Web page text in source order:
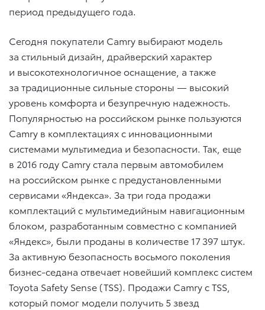
период предыдущего года.
Сегодня покупатели Camry выбирают модель
за стильный дизайн, драйверский характер
и высокотехнологичное оснащение, а также
за традиционные сильные стороны — высокий
уровень комфорта и безупречную надежность.
Популярностью на российском рынке пользуются
Camry в комплектациях с инновационными
системами мультимедиа и безопасности. Так, еще
в 2016 году Camry стала первым автомобилем
на российском рынке с предустановленными
сервисами «Яндекса». За три года продажи
комплектаций с мультимедийным навигационным
блоком, разработанным совместно с компанией
«Яндекс», были проданы в количестве 17 397 штук.
За активную безопасность восьмого поколения
бизнес-седана отвечает новейший комплекс систем
Toyota Safety Sense (TSS). Продажи Camry c TSS,
который помог модели получить 5 звезд